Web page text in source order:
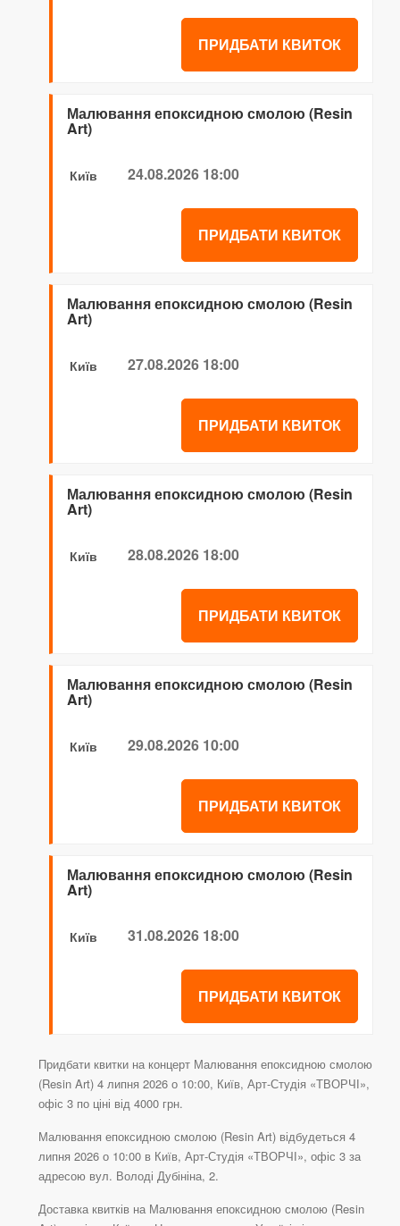
ПРИДБАТИ КВИТОК
Малювання епоксидною смолою (Resin
Art)
Київ 24.08.2026 18:00
ПРИДБАТИ КВИТОК
Малювання епоксидною смолою (Resin
Art)
Київ 27.08.2026 18:00
ПРИДБАТИ КВИТОК
Малювання епоксидною смолою (Resin
Art)
Київ 28.08.2026 18:00
ПРИДБАТИ КВИТОК
Малювання епоксидною смолою (Resin
Art)
Київ 29.08.2026 10:00
ПРИДБАТИ КВИТОК
Малювання епоксидною смолою (Resin
Art)
Київ 31.08.2026 18:00
ПРИДБАТИ КВИТОК
Придбати квитки на концерт Малювання епоксидною смолою
(Resin Art) 4 липня 2026 о 10:00, Київ, Арт-Студія «ТВОРЧІ»,
офіс 3 по ціні від 4000 грн.
Малювання епоксидною смолою (Resin Art) відбудеться 4
липня 2026 о 10:00 в Київ, Арт-Студія «ТВОРЧІ», офіс 3 за
адресою вул. Володі Дубініна, 2.
Доставка квитків на Малювання епоксидною смолою (Resin